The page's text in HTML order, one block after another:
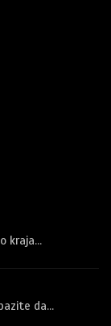
kraja…
da…